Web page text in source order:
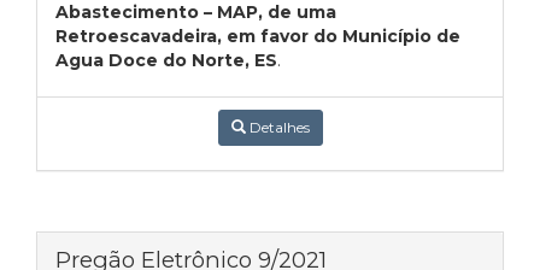
Abastecimento – MAP, de uma
Retroescavadeira, em favor do Município de
Agua Doce do Norte, ES.
Detalhes
Pregão Eletrônico 9/2021